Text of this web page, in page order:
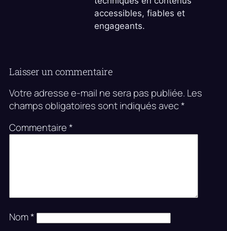
accessibles, fiables et
engageants.
Laisser un commentaire
Votre adresse e-mail ne sera pas publiée. Les
champs obligatoires sont indiqués avec*
Commentaire*
Nom*